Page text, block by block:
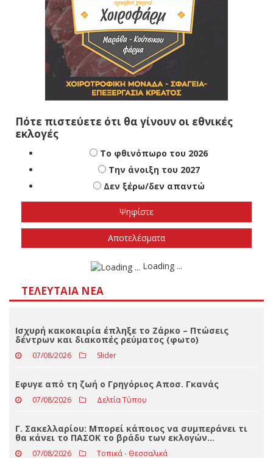
Πότε πιστεύετε ότι θα γίνουν οι εθνικές
εκλογές
Το φθινόπωρο του 2026
Την άνοιξη του 2027
Δεν ξέρω/δεν απαντώ
ΤΕΛΕΥΤΑΊΑ ΝΈΑ
Ισχυρή κακοκαιρία έπληξε το Ζάρκο – Πτώσεις
δέντρων και διακοπές ρεύματος (φωτο)
Eφυγε από τη ζωή ο Γρηγόριος Αποσ. Γκανάς
07/08/2026 Δελτία Τύπου